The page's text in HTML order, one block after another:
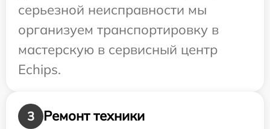
серьезной неисправности мы
организуем транспортировку в
мастерскую в сервисный центр
Echips.
3
Ремонт техники